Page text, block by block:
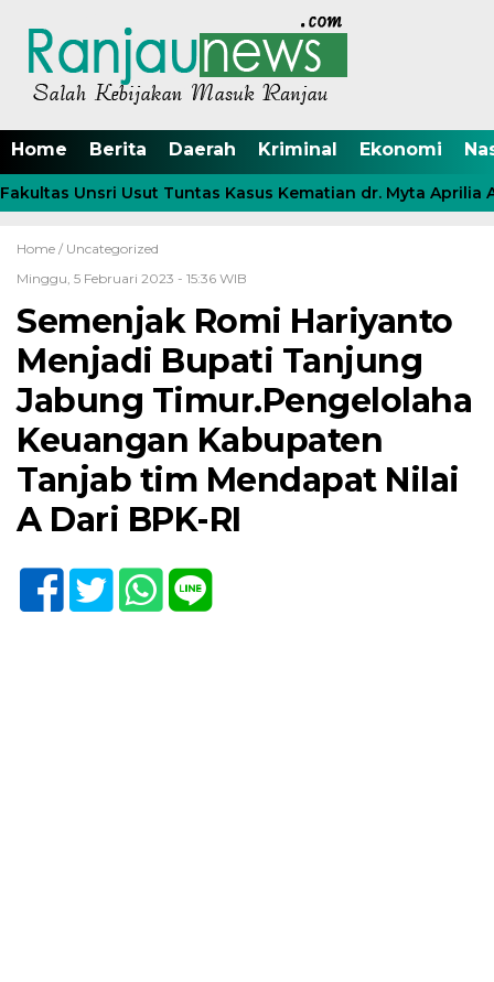
Home Berita Daerah Kriminal Ekonomi
Unsri Usut Tuntas Kasus Kematian dr. Myta Aprilia
Home / Uncategorized
Minggu, 5 Februari 2023 - 15:36 WIB
Semenjak Romi Hariyanto
Menjadi Bupati Tanjung
Jabung Timur.Pengelolaha
Keuangan Kabupaten
Tanjab tim Mendapat Nilai
A Dari BPK-RI